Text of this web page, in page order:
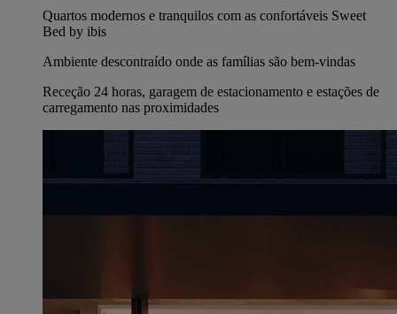
Quartos modernos e tranquilos com as confortáveis Sweet
Bed by ibis
Ambiente descontraído onde as famílias são bem-vindas
Receção 24 horas, garagem de estacionamento e estações de
carregamento nas proximidades